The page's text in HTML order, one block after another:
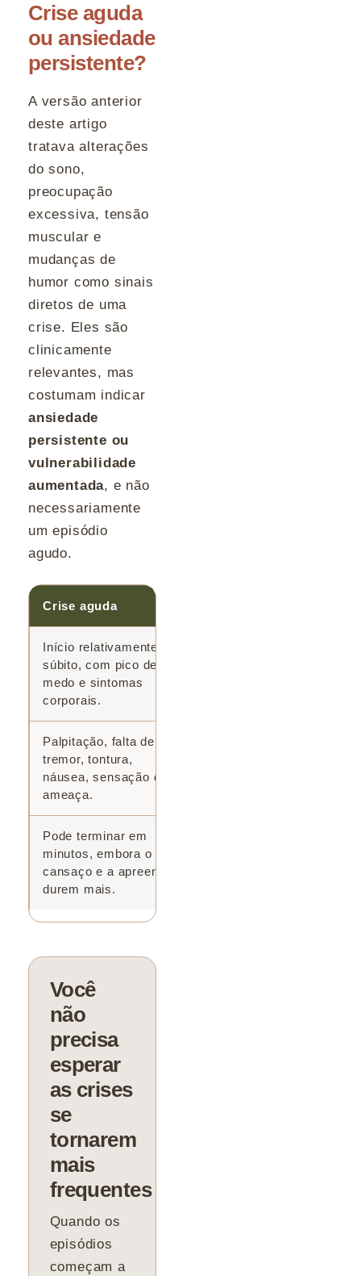
Crise aguda
ou ansiedade
persistente?
A versão anterior
deste artigo
tratava alterações
do sono,
preocupação
excessiva, tensão
muscular e
mudanças de
humor como sinais
diretos de uma
crise. Eles são
clinicamente
relevantes, mas
costumam indicar
ansiedade
persistente ou
vulnerabilidade
aumentada, e não
necessariamente
um episódio
agudo.
Crise aguda
Início relativamente
súbito, com pico de
medo e sintomas
corporais.
Palpitação, falta de ar,
tremor, tontura,
náusea, sensação de
ameaça.
Pode terminar em
minutos, embora o
cansaço e a apreensão
durem mais.
Você
não
precisa
esperar
as crises
se
tornarem
mais
frequentes
Quando os
episódios
começam a